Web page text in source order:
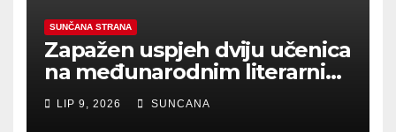
SUNČANA STRANA
Zapažen uspjeh dviju učenica
na međunarodnim literarnim
natječajima
LIP 9, 2026 SUNCANA